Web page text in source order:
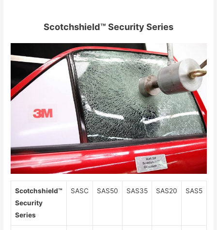
Scotchshield™ Security Series
Scotchshield™
Security
Series
SASC SAS50 SAS35 SAS20 SAS5